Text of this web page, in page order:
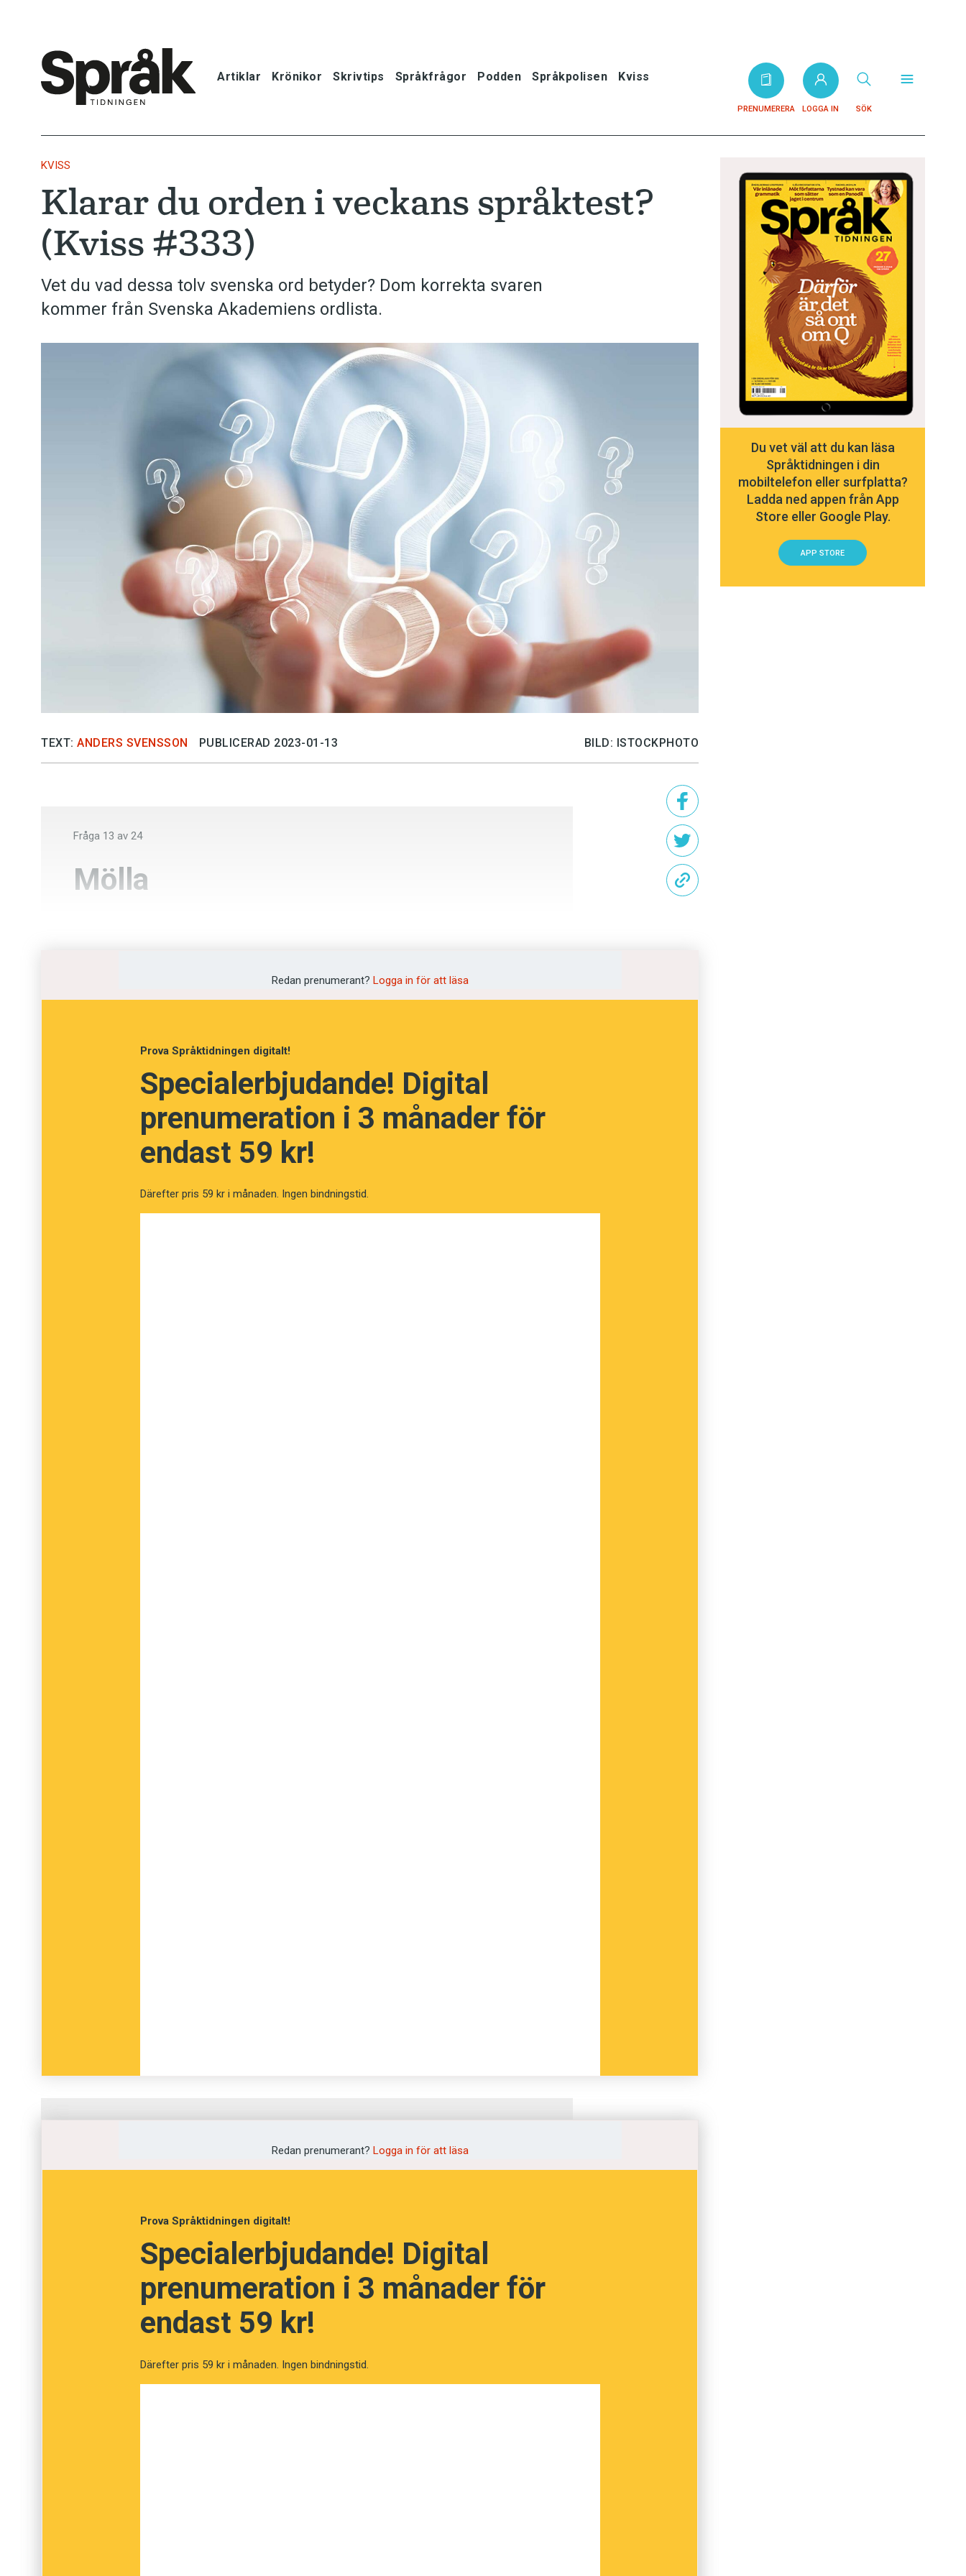
Artiklar Krönikor Skrivtips Språkfrågor Podden Språkpolisen Kviss
PRENUMERERA LOGGA IN SÖK
Krönikor
Språkfrågor
Skrivtips
Bokrecensioner
Kviss
Podden
Anmäl till språkpolisen
Föreslå nyord
Annonsera
Prenumerera
Läs Språktidningen digitalt
Press
KVISS
Klarar du orden i veckans språktest?
(Kviss #333)
Vet du vad dessa tolv svenska ord betyder? Dom korrekta svaren
kommer från Svenska Akademiens ordlista.
TEXT: ANDERS SVENSSON PUBLICERAD 2023-01-13 BILD: ISTOCKPHOTO
Fråga 13 av 24
Mölla
NÄSTA FRÅGA
Redan prenumerant? Logga in för att läsa
Prova Språktidningen digitalt!
Specialerbjudande! Digital
prenumeration i 3 månader för
endast 59 kr!
Därefter pris 59 kr i månaden. Ingen bindningstid.
Mölla
Ladugård
Duggregn
Grymtning
Redan prenumerant? Logga in för att läsa
Prova Språktidningen digitalt!
Specialerbjudande! Digital
prenumeration i 3 månader för
endast 59 kr!
Därefter pris 59 kr i månaden. Ingen bindningstid.
Du vet väl att du kan läsa
Språktidningen i din
mobiltelefon eller surfplatta?
Ladda ned appen från App
Store eller Google Play.
APP STORE